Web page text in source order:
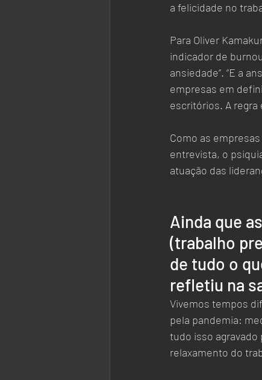
a felicidade no
Para Oliver
indicador de
ansiedade”. “E a
empresas em
escritórios. A regra
Como as
entrevista, o
atuação das
Ainda que
(trabalho
de tudo o
refletiu na
Vivemos tempos
pela pandemia:
tudo isso
relaxamento do